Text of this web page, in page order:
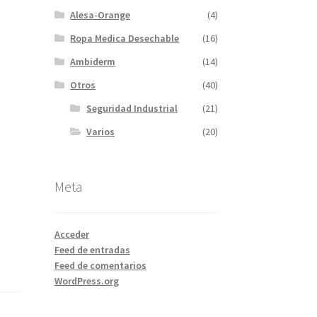
Alesa-Orange
(4)
Ropa Medica Desechable
(16)
Ambiderm
(14)
Otros
(40)
Seguridad Industrial
(21)
Varios
(20)
Meta
Acceder
Feed de entradas
Feed de comentarios
WordPress.org